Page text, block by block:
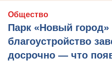
Общество
Парк «Новый
благоустройство
досрочно — что